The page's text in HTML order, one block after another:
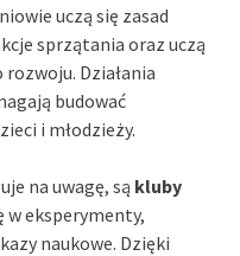
uczą się zasad
sprzątania oraz uczą
Działania
budować
i młodzieży.
na uwagę, są kluby
w eksperymenty,
naukowe. Dzięki